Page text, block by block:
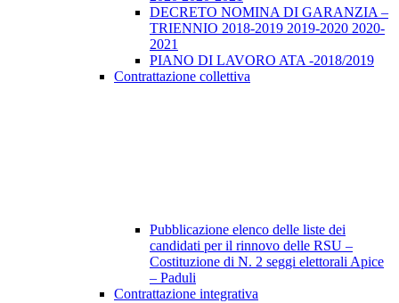
DECRETO NOMINA DI GARANZIA –
TRIENNIO 2018-2019 2019-2020 2020-
2021
PIANO DI LAVORO ATA -2018/2019
Contrattazione collettiva
Pubblicazione elenco delle liste dei
candidati per il rinnovo delle RSU –
Costituzione di N. 2 seggi elettorali Apice
– Paduli
Contrattazione integrativa